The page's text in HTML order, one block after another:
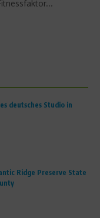
deutsches Studio in
Ridge Preserve State